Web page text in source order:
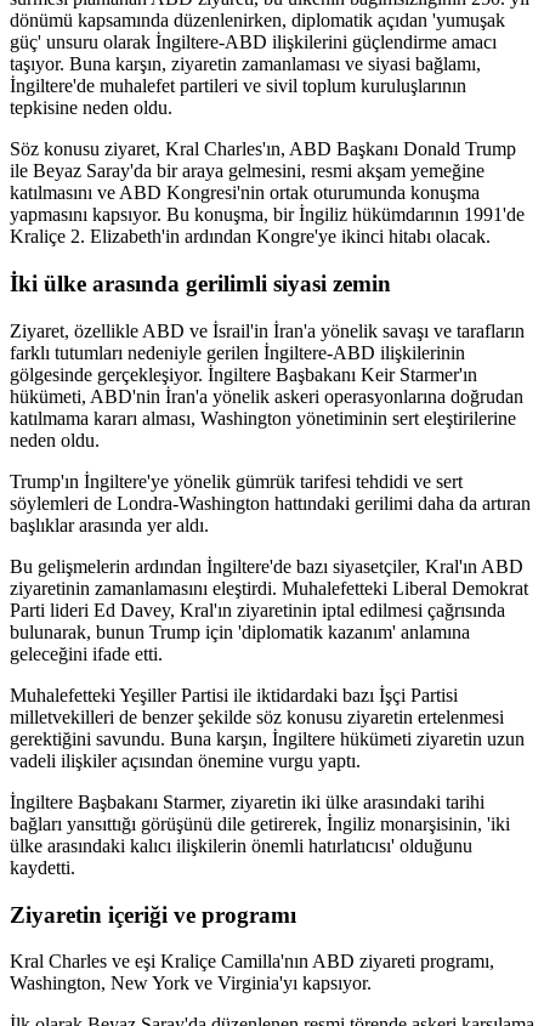
dönümü kapsamında düzenlenirken, diplomatik açıdan 'yumuşak
güç' unsuru olarak İngiltere-ABD ilişkilerini güçlendirme amacı
taşıyor. Buna karşın, ziyaretin zamanlaması ve siyasi bağlamı,
İngiltere'de muhalefet partileri ve sivil toplum kuruluşlarının
tepkisine neden oldu.
Söz konusu ziyaret, Kral Charles'ın, ABD Başkanı Donald Trump
ile Beyaz Saray'da bir araya gelmesini, resmi akşam yemeğine
katılmasını ve ABD Kongresi'nin ortak oturumunda konuşma
yapmasını kapsıyor. Bu konuşma, bir İngiliz hükümdarının 1991'de
Kraliçe 2. Elizabeth'in ardından Kongre'ye ikinci hitabı olacak.
İki ülke arasında gerilimli siyasi zemin
Ziyaret, özellikle ABD ve İsrail'in İran'a yönelik savaşı ve tarafların
farklı tutumları nedeniyle gerilen İngiltere-ABD ilişkilerinin
gölgesinde gerçekleşiyor. İngiltere Başbakanı Keir Starmer'ın
hükümeti, ABD'nin İran'a yönelik askeri operasyonlarına doğrudan
katılmama kararı alması, Washington yönetiminin sert eleştirilerine
neden oldu.
Trump'ın İngiltere'ye yönelik gümrük tarifesi tehdidi ve sert
söylemleri de Londra-Washington hattındaki gerilimi daha da artıran
başlıklar arasında yer aldı.
Bu gelişmelerin ardından İngiltere'de bazı siyasetçiler, Kral'ın ABD
ziyaretinin zamanlamasını eleştirdi. Muhalefetteki Liberal Demokrat
Parti lideri Ed Davey, Kral'ın ziyaretinin iptal edilmesi çağrısında
bulunarak, bunun Trump için 'diplomatik kazanım' anlamına
geleceğini ifade etti.
Muhalefetteki Yeşiller Partisi ile iktidardaki bazı İşçi Partisi
milletvekilleri de benzer şekilde söz konusu ziyaretin ertelenmesi
gerektiğini savundu. Buna karşın, İngiltere hükümeti ziyaretin uzun
vadeli ilişkiler açısından önemine vurgu yaptı.
İngiltere Başbakanı Starmer, ziyaretin iki ülke arasındaki tarihi
bağları yansıttığı görüşünü dile getirerek, İngiliz monarşisinin, 'iki
ülke arasındaki kalıcı ilişkilerin önemli hatırlatıcısı' olduğunu
kaydetti.
Ziyaretin içeriği ve programı
Kral Charles ve eşi Kraliçe Camilla'nın ABD ziyareti programı,
Washington, New York ve Virginia'yı kapsıyor.